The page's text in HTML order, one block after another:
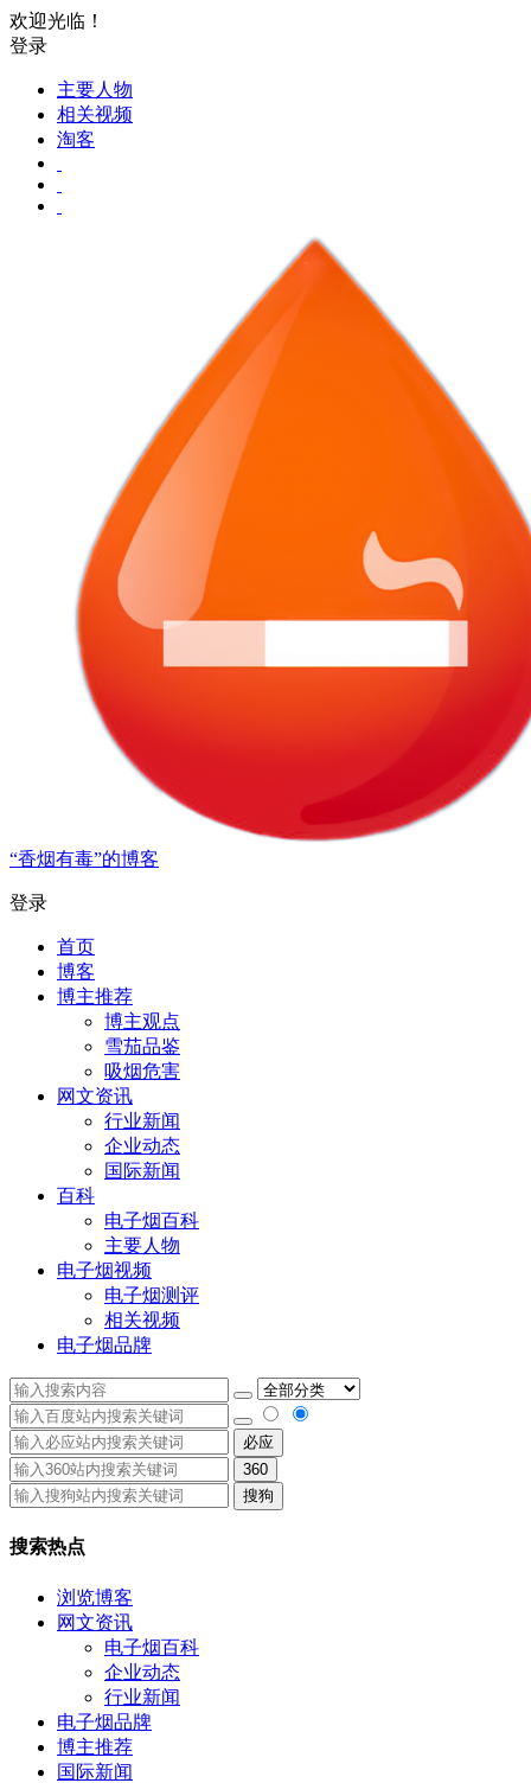
欢迎光临！
登录
主要人物
相关视频
淘客
“香烟有毒”的博客
登录
首页
博客
博主推荐
博主观点
雪茄品鉴
吸烟危害
网文资讯
行业新闻
企业动态
国际新闻
百科
电子烟百科
主要人物
电子烟视频
电子烟测评
相关视频
电子烟品牌
必应
360
搜狗
搜索热点
浏览博客
网文资讯
电子烟百科
企业动态
行业新闻
电子烟品牌
博主推荐
国际新闻